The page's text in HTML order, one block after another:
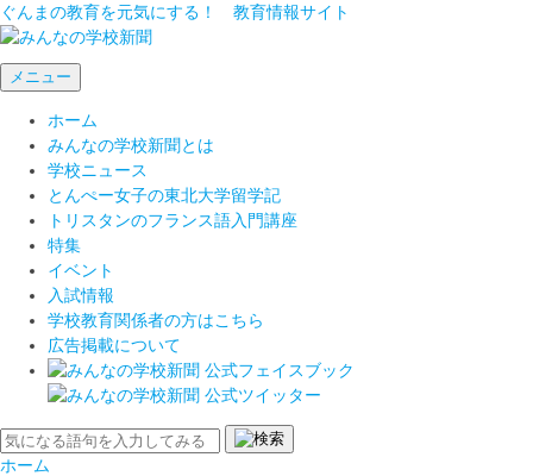
ぐんまの教育を元気にする！ 教育情報サイト
メニュー
ホーム
みんなの学校新聞とは
学校ニュース
とんぺー女子の東北大学留学記
トリスタンのフランス語入門講座
特集
イベント
入試情報
学校教育関係者の方はこちら
広告掲載について
ホーム